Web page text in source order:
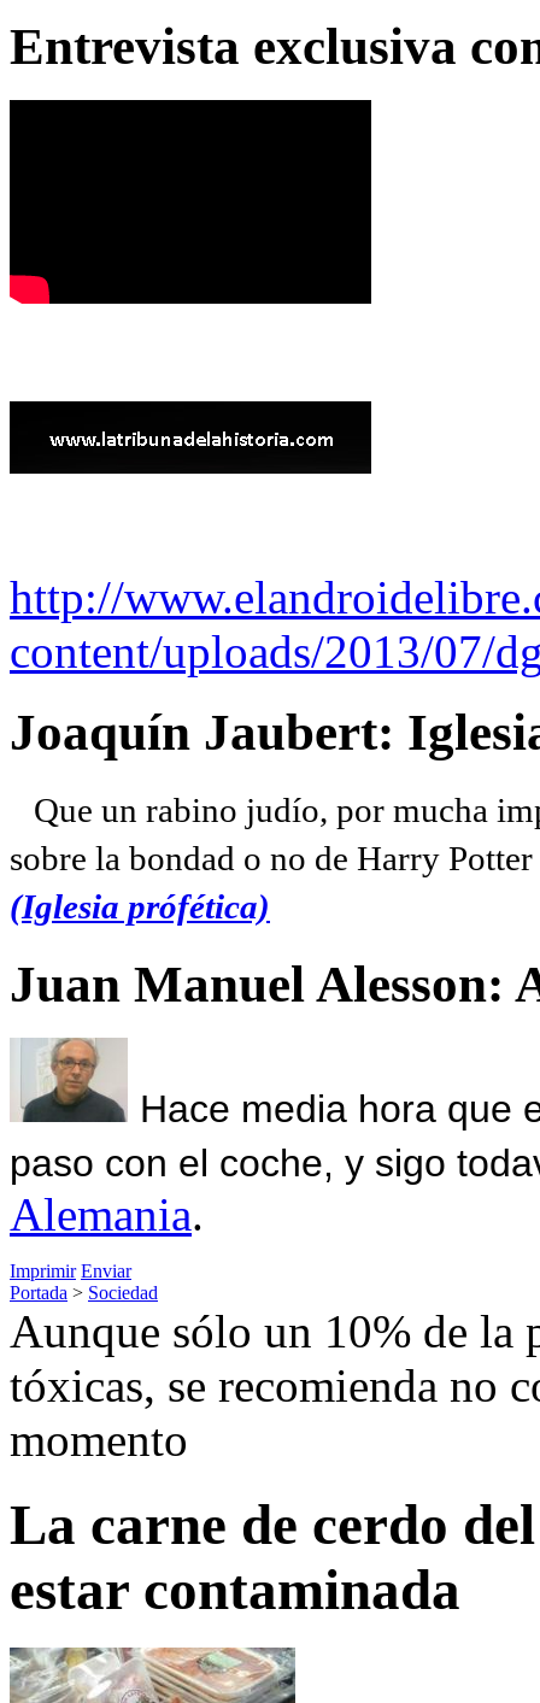
Entrevista exclusiva
http://
content/uploads/2013/07/
Joaquín Jaubert:
Que un rabino judío, por mucha
sobre la bondad o no de Harry
(Iglesia prófética)
Juan Manuel Alesson:
Hace media hora que
paso con el coche, y sigo
Alemania.
Imprimir Enviar
Portada > Sociedad
Aunque sólo un 10% de
tóxicas, se recomienda no
momento
La carne de cerdo
estar contaminada